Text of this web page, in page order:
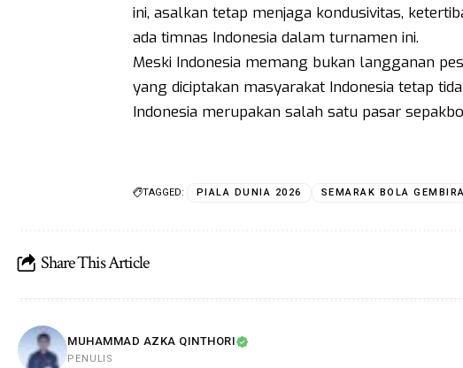
ini, asalkan tetap menjaga kondusivitas,
ada timnas Indonesia dalam turnamen ini.
Meski Indonesia memang bukan langganan
yang diciptakan masyarakat Indonesia tetap
Indonesia merupakan salah satu pasar
TAGGED: PIALA DUNIA 2026 SEMARAK BOLA GEMBIRA
Share This Article
MUHAMMAD AZKA QINTHORI
PENULIS